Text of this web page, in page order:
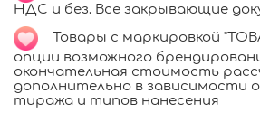
НДС и без. Все закрывающие
Товары с маркировкой
опции возможного
окончательная стоимость
дополнительно в зависимости
тиража и типов нанесения